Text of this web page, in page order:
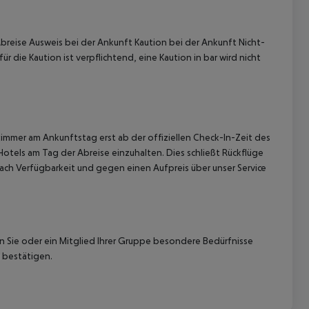
Ausweis bei der Ankunft Kaution bei der Ankunft Nicht-
die Kaution ist verpflichtend, eine Kaution in bar wird nicht
am Ankunftstag erst ab der offiziellen Check-In-Zeit des
am Tag der Abreise einzuhalten. Dies schließt Rückflüge
Verfügbarkeit und gegen einen Aufpreis über unser Service
oder ein Mitglied Ihrer Gruppe besondere Bedürfnisse
bestätigen.